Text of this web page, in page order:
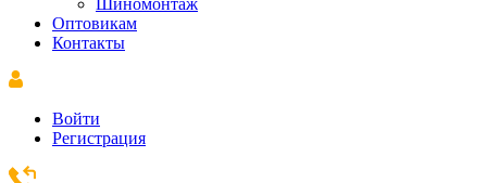
Шиномонтаж
Оптовикам
Контакты
Войти
Регистрация